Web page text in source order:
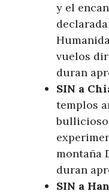
y el
vuelos
duran
SIN a
templos
montaña
duran
SIN a